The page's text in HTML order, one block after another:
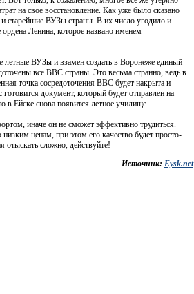
на свое восстановление. Как уже было сказано
старейшие ВУЗы страны. В их число угодило и
Ленина, которое названо именем
летные ВУЗы и взамен создать в Воронеже единый
все ВВС страны. Это весьма странно, ведь в
точка сосредоточения ВВС будет накрыта и
документ, который будет отправлен на
в Ейске снова появится летное училище.
иначе он не сможет эффективно трудиться.
низким ценам, при этом его качество будет просто-
отыскать сложно, действуйте!
Источник: Eysk.net